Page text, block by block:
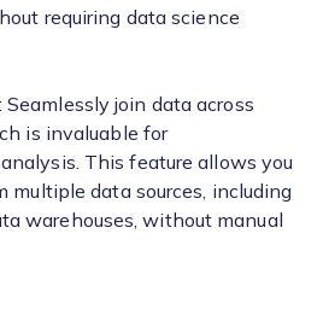
requiring data science
: Seamlessly join data across
is invaluable for
This feature allows you
multiple data sources, including
warehouses, without manual